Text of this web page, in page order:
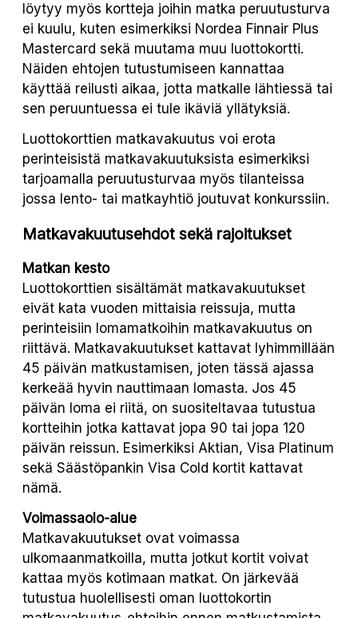
löytyy myös kortteja joihin matka peruutusturva
ei kuulu, kuten esimerkiksi Nordea Finnair Plus
Mastercard sekä muutama muu luottokortti.
Näiden ehtojen tutustumiseen kannattaa
käyttää reilusti aikaa, jotta matkalle lähtiessä tai
sen peruuntuessa ei tule ikäviä yllätyksiä.
Luottokorttien matkavakuutus voi erota
perinteisistä matkavakuutuksista esimerkiksi
tarjoamalla peruutusturvaa myös tilanteissa
jossa lento- tai matkayhtiö joutuvat konkurssiin.
Matkavakuutusehdot sekä rajoitukset
Matkan kesto
Luottokorttien sisältämät matkavakuutukset
eivät kata vuoden mittaisia reissuja, mutta
perinteisiin lomamatkoihin matkavakuutus on
riittävä. Matkavakuutukset kattavat lyhimmillään
45 päivän matkustamisen, joten tässä ajassa
kerkeää hyvin nauttimaan lomasta. Jos 45
päivän loma ei riitä, on suositeltavaa tutustua
kortteihin jotka kattavat jopa 90 tai jopa 120
päivän reissun. Esimerkiksi Aktian, Visa Platinum
sekä Säästöpankin Visa Cold kortit kattavat
nämä.
Voimassaolo-alue
Matkavakuutukset ovat voimassa
ulkomaanmatkoilla, mutta jotkut kortit voivat
kattaa myös kotimaan matkat. On järkevää
tutustua huolellisesti oman luottokortin